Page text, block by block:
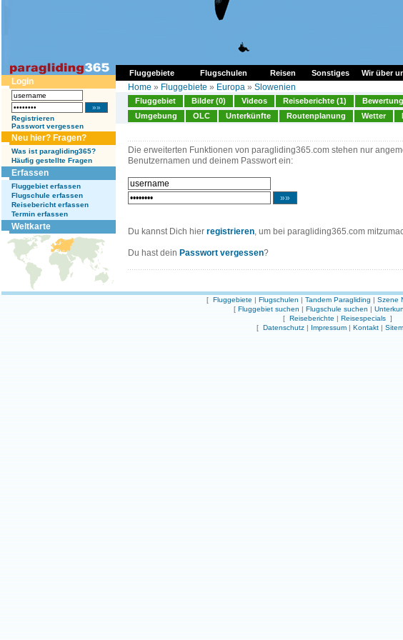
Fluggebiete Flugschulen Reisen Sonstiges Wir über
Login
Registrieren
Passwort vergessen
Neu hier? Fragen?
Was ist paragliding365?
Häufig gestellte Fragen
Erfassen
Fluggebiet erfassen
Flugschule erfassen
Reisebericht erfassen
Termin erfassen
Weltkarte
Home » Fluggebiete » Europa » Slowenien
Fluggebiet Bilder (0) Videos Reiseberichte (1)
Umgebung
OLC Unterkünfte Routenplanung Wetter
Die erweiterten Funktionen von paragliding365.com stehen nur
Benutzernamen und deinem Passwort ein:
Du kannst Dich hier registrieren, um bei paragliding365.com
Du hast dein Passwort vergessen?
[ Fluggebiete | Flugschulen | Tandem Paragliding | Szene
[ Fluggebiet suchen | Flugschule suchen |
[ Reiseberichte | Reisespecials ]
[ Datenschutz | Impressum | Kontakt |